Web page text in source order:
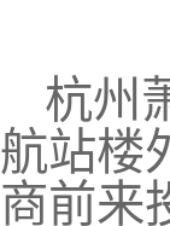
杭州
航站楼
商前来